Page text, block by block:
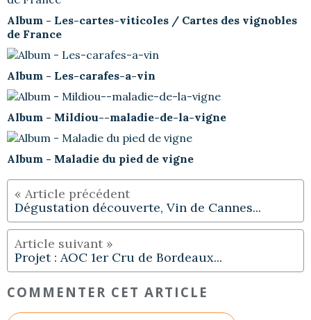
Album - Les-cartes-viticoles / Cartes des vignobles
de France
Album - Les-carafes-a-vin
Album - Mildiou--maladie-de-la-vigne
Album - Maladie du pied de vigne
Dégustation découverte, Vin de Cannes...
Projet : AOC 1er Cru de Bordeaux...
COMMENTER CET ARTICLE